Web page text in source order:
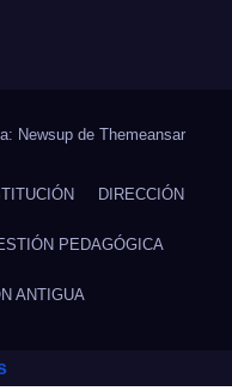
Newsup de Themeansar
DIRECCIÓN
PEDAGÓGICA
ANTIGUA